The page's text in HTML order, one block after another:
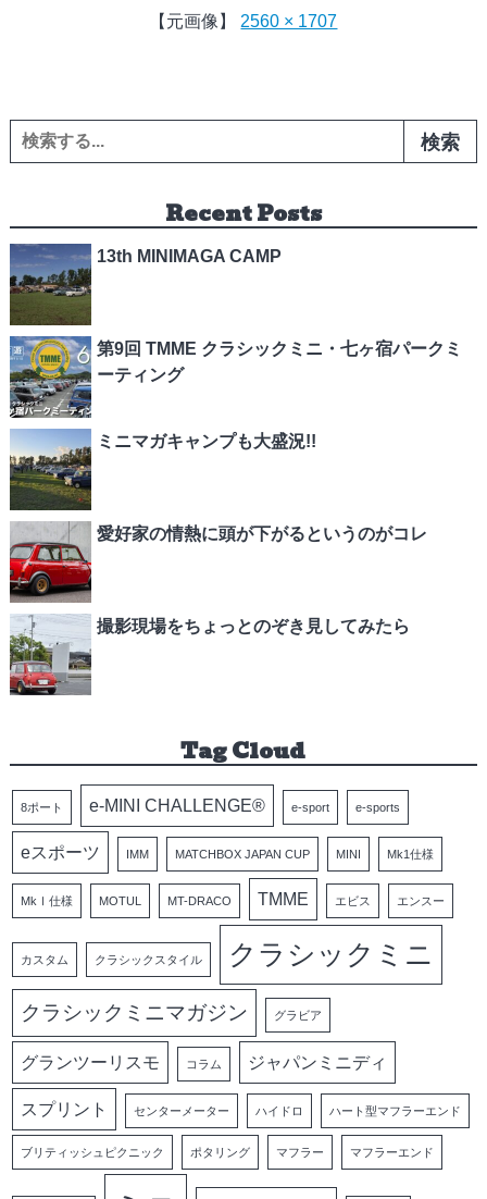
【元画像】 2560 × 1707
検索:
Recent Posts
13th MINIMAGA CAMP
第9回 TMME クラシックミニ・七ヶ宿パークミ
ーティング
ミニマガキャンプも大盛況!!
愛好家の情熱に頭が下がるというのがコレ
撮影現場をちょっとのぞき見してみたら
Tag Cloud
8ポート e-MINI CHALLENGE® e-sport e-sports
eスポーツ IMM MATCHBOX JAPAN CUP MINI Mk1仕様
MkⅠ仕様 MOTUL MT-DRACO TMME エビス エンスー
カスタム クラシックスタイル クラシックミニ
クラシックミニマガジン グラビア
グランツーリスモ コラム ジャパンミニディ
スプリント センターメーター ハイドロ ハート型マフラーエンド
ブリティッシュピクニック ポタリング マフラー マフラーエンド